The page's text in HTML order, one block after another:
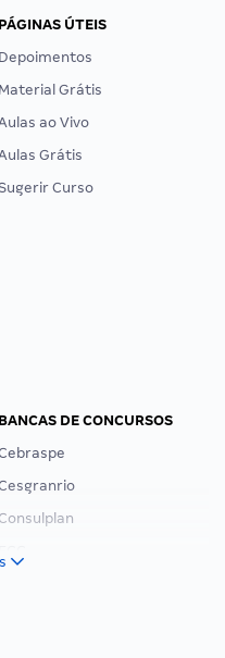
PÁGINAS ÚTEIS
Depoimentos
Material Grátis
ao Vivo
Grátis
Curso
BANCAS DE CONCURSOS
Consulplan